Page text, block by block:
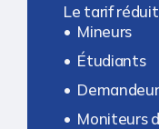
Le tarif
Mineurs
Étudiants
Moniteurs